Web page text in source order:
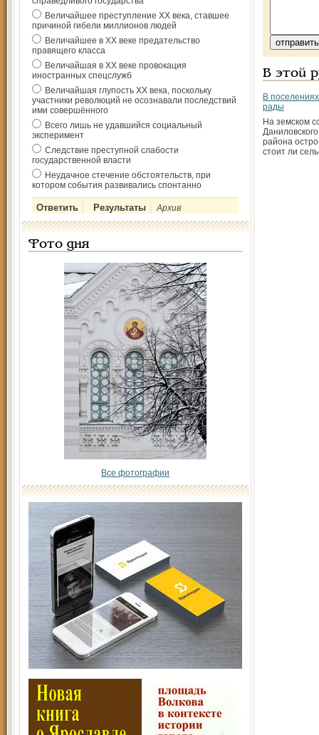
Величайшее преступление ХХ века, ставшее
причиной гибели миллионов людей
Величайшее в ХХ веке предательство
правящего класса
Величайшая в ХХ веке провокация
иностранных спецслужб
Величайшая глупость ХХ века, поскольку
участники революций не осознавали последствий
ими совершённого
Всего лишь не удавшийся социальный
эксперимент
Следствие преступной слабости
государственной власти
Неудачное стечение обстоятельств, при
котором события развивались спонтанно
Архив
Фото дня
Все фотографии
В этой
В
рады
На земском
района
стоит ли